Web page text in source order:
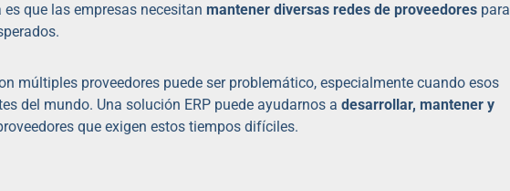
que las empresas necesitan mantener diversas redes de proveedores para
múltiples proveedores puede ser problemático, especialmente cuando esos
del mundo. Una solución ERP puede ayudarnos a desarrollar, mantener y
que exigen estos tiempos difíciles.